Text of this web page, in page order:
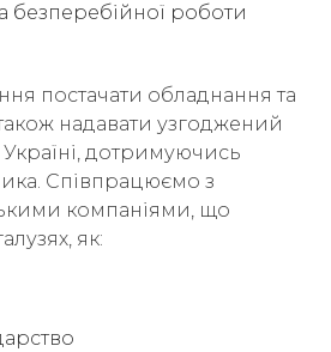
безперебійної роботи
постачати обладнання та
надавати узгоджений
Україні, дотримуючись
Співпрацюємо з
компаніями, що
як: